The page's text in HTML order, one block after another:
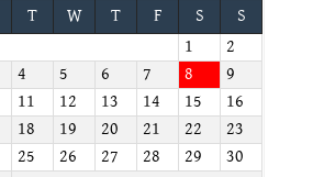
T
W T F S
S
1
2
4
5 6 7 8
9
11
12 13 14 15
16
18
19 20 21 22
23
25
26 27 28 29 30